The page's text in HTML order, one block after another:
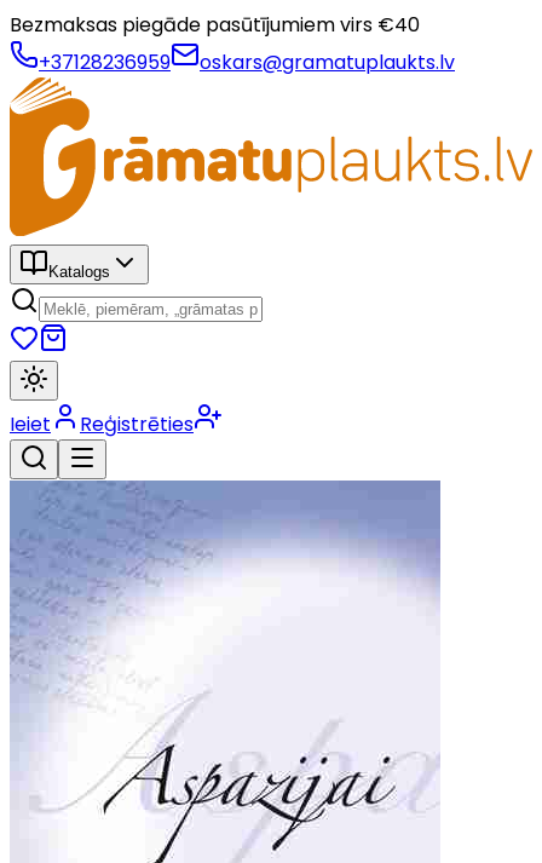
Bezmaksas piegāde pasūtījumiem virs €40
+37128236959
oskars@gramatuplaukts.lv
Katalogs
Ieiet Reģistrēties